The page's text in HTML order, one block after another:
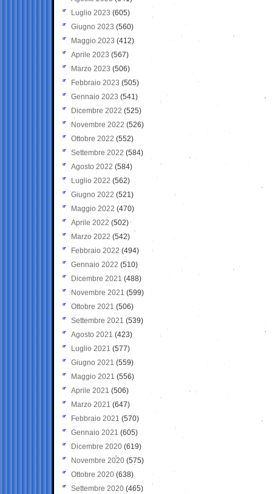
Luglio 2023 (605)
Giugno 2023 (560)
Maggio 2023 (412)
Aprile 2023 (567)
Marzo 2023 (506)
Febbraio 2023 (505)
Gennaio 2023 (541)
Dicembre 2022 (525)
Novembre 2022 (526)
Ottobre 2022 (552)
Settembre 2022 (584)
Agosto 2022 (584)
Luglio 2022 (562)
Giugno 2022 (521)
Maggio 2022 (470)
Aprile 2022 (502)
Marzo 2022 (542)
Febbraio 2022 (494)
Gennaio 2022 (510)
Dicembre 2021 (488)
Novembre 2021 (599)
Ottobre 2021 (506)
Settembre 2021 (539)
Agosto 2021 (423)
Luglio 2021 (577)
Giugno 2021(559)
Maggio 2021 (556)
Aprile 2021 (506)
Marzo 2021 (647)
Febbraio 2021 (570)
Gennaio 2021 (605)
Dicembre 2020 (619)
Novembre 2020 (575)
Ottobre 2020 (638)
Settembre 2020(465)